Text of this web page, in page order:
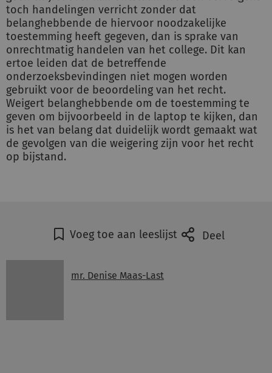
toch handelingen verricht zonder dat
belanghebbende de hiervoor noodzakelijke
toestemming heeft gegeven, dan is sprake van
onrechtmatig handelen van het college. Dit kan
ertoe leiden dat de betreffende
onderzoeksbevindingen niet mogen worden
gebruikt voor de beoordeling van het recht.
Weigert belanghebbende om de toestemming te
geven om bijvoorbeeld in de laptop te kijken, dan
is het van belang dat duidelijk wordt gemaakt wat
de gevolgen van die weigering zijn voor het recht
op bijstand.
Voeg toe aan leeslijst Deel
mr. Denise Maas-Last